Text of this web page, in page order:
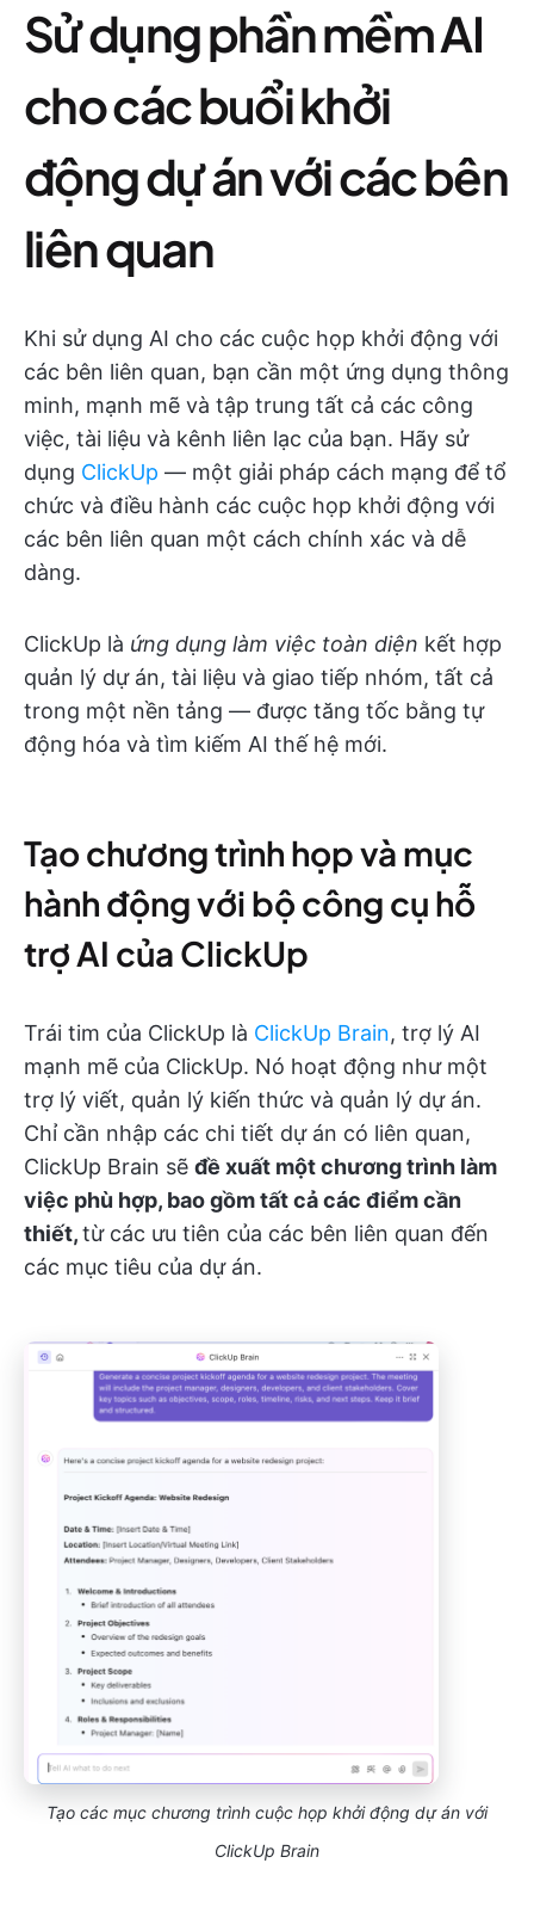
Sử dụng phần mềm AI
cho các buổi khởi
động dự án với các bên
liên quan
Khi sử dụng AI cho các cuộc họp khởi động với
các bên liên quan, bạn cần một ứng dụng thông
minh, mạnh mẽ và tập trung tất cả các công
việc, tài liệu và kênh liên lạc của bạn. Hãy sử
dụng ClickUp — một giải pháp cách mạng để tổ
chức và điều hành các cuộc họp khởi động với
các bên liên quan một cách chính xác và dễ
dàng.
ClickUp là ứng dụng làm việc toàn diện kết hợp
quản lý dự án, tài liệu và giao tiếp nhóm, tất cả
trong một nền tảng — được tăng tốc bằng tự
động hóa và tìm kiếm AI thế hệ mới.
Tạo chương trình họp và mục
hành động với bộ công cụ hỗ
trợ AI của ClickUp
Trái tim của ClickUp là ClickUp Brain, trợ lý AI
mạnh mẽ của ClickUp. Nó hoạt động như một
trợ lý viết, quản lý kiến thức và quản lý dự án.
Chỉ cần nhập các chi tiết dự án có liên quan,
ClickUp Brain sẽ đề xuất một chương trình làm
việc phù hợp, bao gồm tất cả các điểm cần
thiết,từ các ưu tiên của các bên liên quan đến
các mục tiêu của dự án.
Tạo các mục chương trình cuộc họp khởi động dự án với
ClickUp Brain